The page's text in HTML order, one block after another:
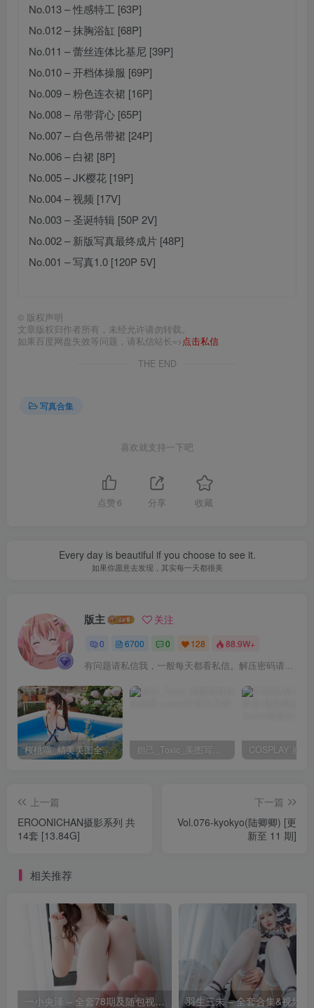
No.013 – 性感特工 [63P]
No.012 – 抹胸浴缸 [68P]
No.011 – 蕾丝连体比基尼 [39P]
No.010 – 开档体操服 [69P]
No.009 – 粉色连衣裙 [16P]
No.008 – 吊带背心 [65P]
No.007 – 白色吊带裙 [24P]
No.006 – 白裙 [8P]
No.005 – JK樱花 [19P]
No.004 – 视频 [17V]
No.003 – 圣诞特辑 [50P 2V]
No.002 – 新版写真最终成片 [48P]
No.001 – 写真1.0 [120P 5V]
© 版权声明
文章版权归作者所有，未经允许请勿转载。
如果百度网盘失效等问题，请私信站长=>点击私信
THE END
写真合集
喜欢就支持一下吧
点赞 6 分享 收藏
Every day is beautiful if you choose to see it.
如果你愿意去发现，其实每一天都很美
版主 关注
0 6700 0 128 88.9W+
有问题请私信我，一般每天都看私信。解压密码请一律以下载按钮旁边的为准！
桜桃喵_精美美图全部写真作品合集|持续更新 妲己_Toxic_美图写真作品套图
上一篇
EROONICHAN摄影系列 共
14套 [13.84G]
下一篇
Vol.076-kyokyo(陆卿卿) [更
新至 11 期]
相关推荐
一小央泽 – 全套78期及随包视频[39.5G-2026.8]